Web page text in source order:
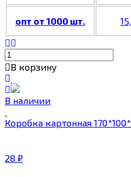
опт от 1000 шт.
В корзину
В наличии
Коробка картонная
28 ₽